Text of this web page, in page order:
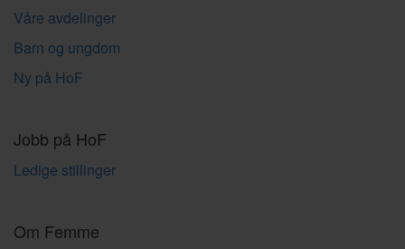
Våre avdelinger
Barn og ungdom
Ny på HoF
Jobb på HoF
Ledige stillinger
Om Femme